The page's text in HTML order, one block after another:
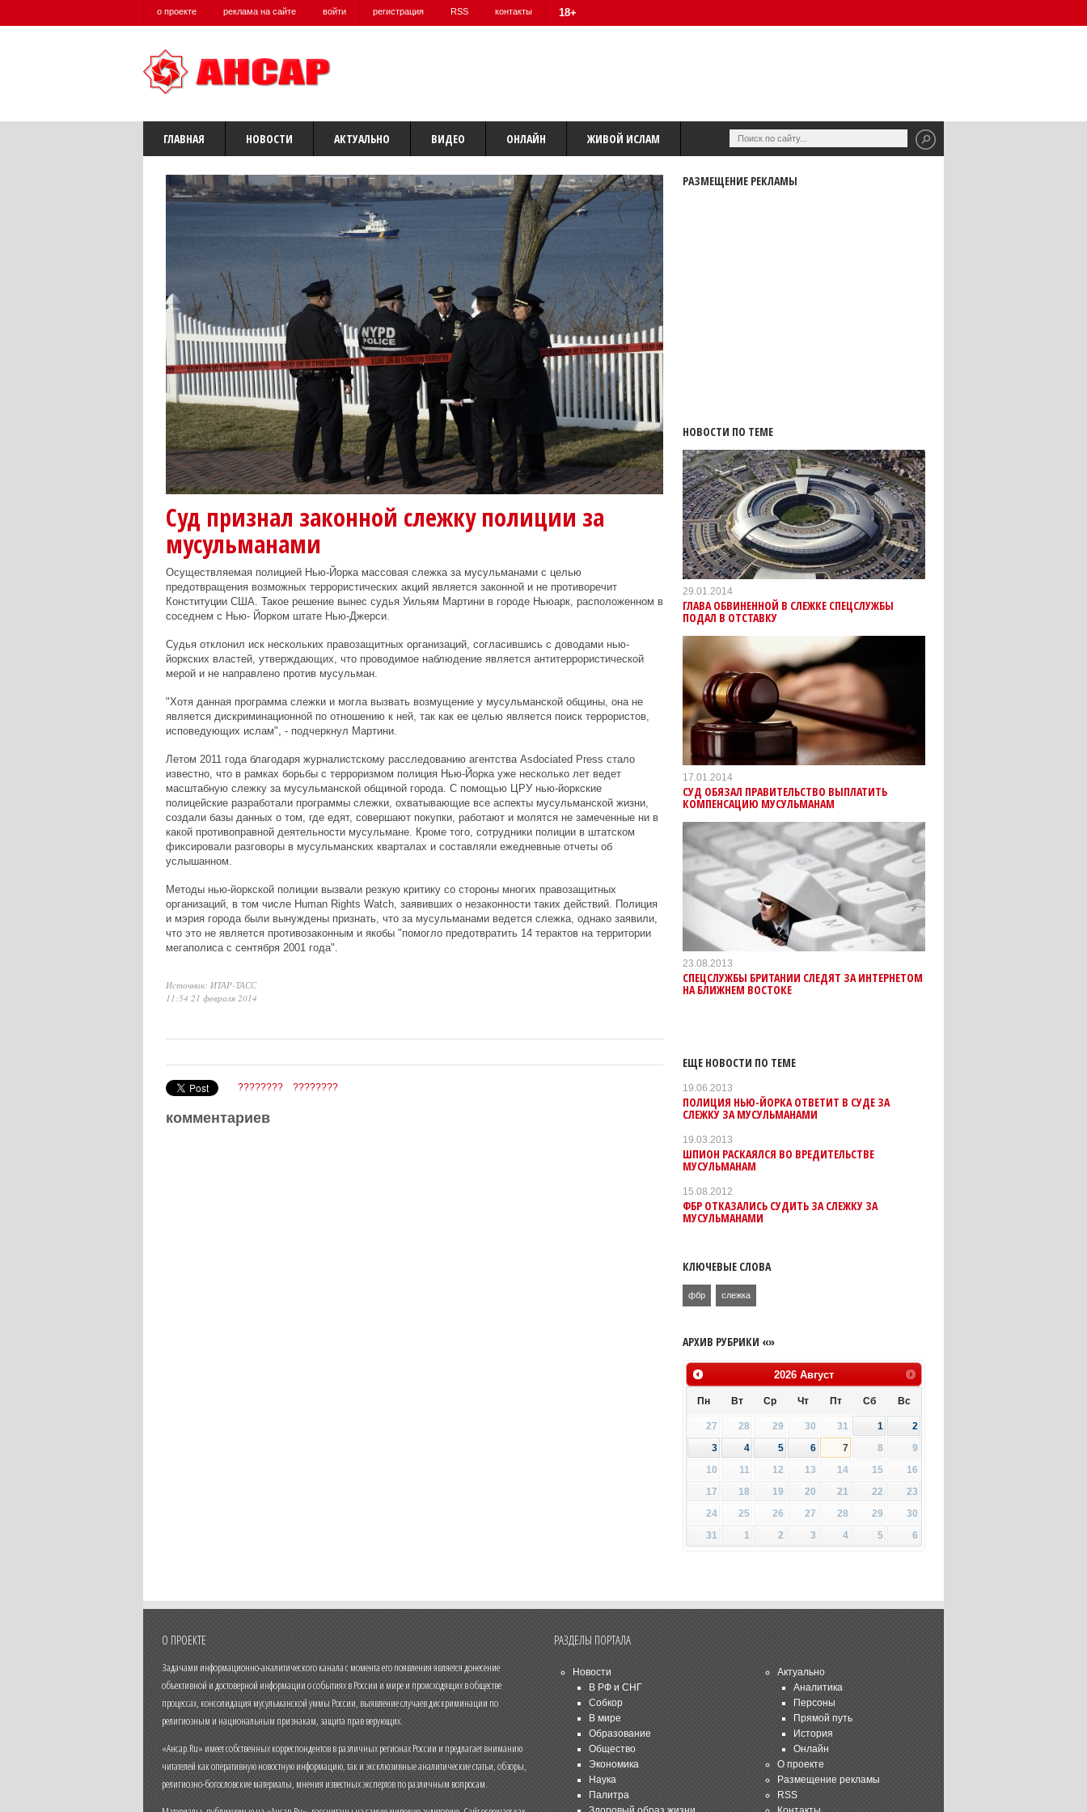
о проекте реклама на сайте войти регистрация RSS контакты 18+
ГЛАВНАЯ НОВОСТИ АКТУАЛЬНО ВИДЕО ОНЛАЙН ЖИВОЙ ИСЛАМ
Суд признал законной слежку полиции за
мусульманами
Осуществляемая полицией Нью-Йорка массовая слежка за мусульманами с целью
предотвращения возможных террористических акций является законной и не противоречит
Конституции США. Такое решение вынес судья Уильям Мартини в городе Ньюарк, расположенном в
соседнем с Нью- Йорком штате Нью-Джерси.
Судья отклонил иск нескольких правозащитных организаций, согласившись с доводами нью-
йоркских властей, утверждающих, что проводимое наблюдение является антитеррористической
мерой и не направлено против мусульман.
"Хотя данная программа слежки и могла вызвать возмущение у мусульманской общины, она не
является дискриминационной по отношению к ней, так как ее целью является поиск террористов,
исповедующих ислам", - подчеркнул Мартини.
Летом 2011 года благодаря журналистскому расследованию агентства Asdociated Press стало
известно, что в рамках борьбы с терроризмом полиция Нью-Йорка уже несколько лет ведет
масштабную слежку за мусульманской общиной города. С помощью ЦРУ нью-йоркские
полицейские разработали программы слежки, охватывающие все аспекты мусульманской жизни,
создали базы данных о том, где едят, совершают покупки, работают и молятся не замеченные ни в
какой противоправной деятельности мусульмане. Кроме того, сотрудники полиции в штатском
фиксировали разговоры в мусульманских кварталах и составляли ежедневные отчеты об
услышанном.
Методы нью-йоркской полиции вызвали резкую критику со стороны многих правозащитных
организаций, в том числе Human Rights Watch, заявивших о незаконности таких действий. Полиция
и мэрия города были вынуждены признать, что за мусульманами ведется слежка, однако заявили,
что это не является противозаконным и якобы "помогло предотвратить 14 терактов на территории
мегаполиса с сентября 2001 года".
Источник: ИТАР-ТАСС
11:54 21 февраля 2014
???????? ????????
комментариев
РАЗМЕЩЕНИЕ РЕКЛАМЫ
НОВОСТИ ПО ТЕМЕ
29.01.2014
ГЛАВА ОБВИНЕННОЙ В СЛЕЖКЕ СПЕЦСЛУЖБЫ
ПОДАЛ В ОТСТАВКУ
17.01.2014
СУД ОБЯЗАЛ ПРАВИТЕЛЬСТВО ВЫПЛАТИТЬ
КОМПЕНСАЦИЮ МУСУЛЬМАНАМ
23.08.2013
СПЕЦСЛУЖБЫ БРИТАНИИ СЛЕДЯТ ЗА ИНТЕРНЕТОМ
НА БЛИЖНЕМ ВОСТОКЕ
ЕЩЕ НОВОСТИ ПО ТЕМЕ
19.06.2013
ПОЛИЦИЯ НЬЮ-ЙОРКА ОТВЕТИТ В СУДЕ ЗА
СЛЕЖКУ ЗА МУСУЛЬМАНАМИ
19.03.2013
ШПИОН РАСКАЯЛСЯ ВО ВРЕДИТЕЛЬСТВЕ
МУСУЛЬМАНАМ
15.08.2012
ФБР ОТКАЗАЛИСЬ СУДИТЬ ЗА СЛЕЖКУ ЗА
МУСУЛЬМАНАМИ
КЛЮЧЕВЫЕ СЛОВА
фбр слежка
АРХИВ РУБРИКИ «»
2026 Август
Пн Вт Ср Чт Пт Сб Вс
27 28 29 30 31 1
2
3
4 5 6 7 8
9
10
11 12 13 14 15
16
17
18 19 20 21 22
23
24
25 26 27 28 29
30
31
1 2 3 4 5 6
О ПРОЕКТЕ
Задачами информационно-аналитического канала с момента его появления является донесение
объективной и достоверной информации о событиях в России и мире и происходящих в обществе
процессах, консолидация мусульманской уммы России, выявление случаев дискриминации по
религиозным и национальным признакам, защита прав верующих.
«Ансар.Ru» имеет собственных корреспондентов в различных регионах России и предлагает вниманию
читателей как оперативную новостную информацию, так и эксклюзивные аналитические статьи, обзоры,
религиозно-богословские материалы, мнения известных экспертов по различным вопросам.
РАЗДЕЛЫ ПОРТАЛА
Новости
В РФ и СНГ
Собкор
В мире
Образование
Общество
Экономика
Наука
Палитра
Актуально
Аналитика
Персоны
Прямой путь
История
Онлайн
О проекте
Размещение рекламы
RSS